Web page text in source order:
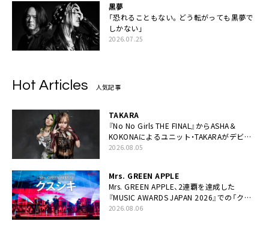
黒夢
「恐れることもない。どう転がっても黒夢で
しかない」
2026.07.25
Hot Articles 人気記事
TAKARA
『No No Girls THE FINAL』からASHA＆
KOKONAによるユニット・TAKARAがデビュ
ー
2026.08.05
Mrs. GREEN APPLE
Mrs. GREEN APPLE、2連覇を達成した
『MUSIC AWARDS JAPAN 2026』での「クス
シキ」ライブパフォーマンスをYouTube公開
2026.08.06